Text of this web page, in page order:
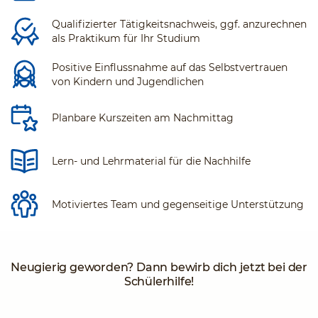
Qualifizierter Tätigkeitsnachweis, ggf. anzurechnen
als Praktikum für Ihr Studium
Positive Einflussnahme auf das Selbstvertrauen
von Kindern und Jugendlichen
Planbare Kurszeiten am Nachmittag
Lern- und Lehrmaterial für die Nachhilfe
Motiviertes Team und gegenseitige Unterstützung
Neugierig geworden? Dann bewirb dich jetzt bei der
Schülerhilfe!